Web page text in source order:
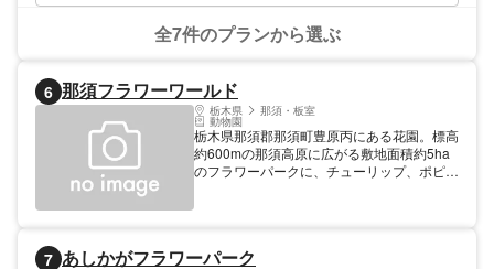
でみてはいかがでしょうか？「那須IC」より
車で約10分とアクセスも良好です。アソビ
ューでは、那須ワールドモンキーパークの割
とのセット券なら最大1200円割引など、大
変お得な内容となっています。また、割引ク
ーポンはスマホでの事前購入となるので、入
口でスマホを見せるだけと入場もスムーズ。
那須ワールドモンキーパークの割引クーポン
を使って、お得に動物とのふれあいをご満喫
全7件のプランから選ぶ
6 那須フラワーワールド
栃木県 那須・板室
動物園
栃木県那須郡那須町豊原丙にある花園。標高
約600mの那須高原に広がる敷地面積約5ha
のフラワーパークに、チューリップ、ポピ
は“那須花（ナスカ）の地上絵”とも。東に
7 あしかがフラワーパーク